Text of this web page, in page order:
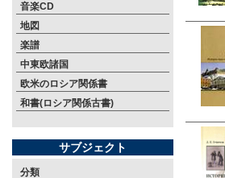
音楽CD
地図
楽譜
中東欧諸国
欧米のロシア関係書
和書(ロシア関係古書)
サブジェクト
分類